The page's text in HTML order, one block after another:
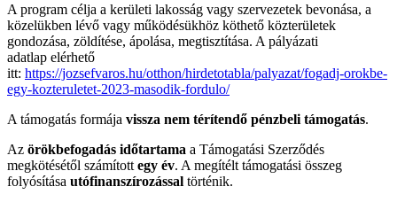
A program célja a kerületi lakosság vagy szervezetek bevonása, a
közelükben lévő vagy működésükhöz köthető közterületek
gondozása, zöldítése, ápolása, megtisztítása. A pályázati
adatlap elérhető
itt: https://jozsefvaros.hu/otthon/hirdetotabla/palyazat/fogadj-orokbe-
egy-kozteruletet-2023-masodik-fordulo/
A támogatás formája vissza nem térítendő pénzbeli támogatás.
Az örökbefogadás időtartama a Támogatási Szerződés
megkötésétől számított egy év. A megítélt támogatási összeg
folyósítása utófinanszírozással történik.